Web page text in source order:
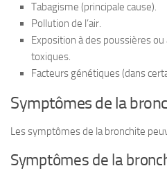
Tabagisme (principale cause).
Pollution de l’air.
Exposition à des poussières
toxiques.
Facteurs génétiques (dans
Symptômes de la
Les symptômes de la bronchite
Symptômes de la